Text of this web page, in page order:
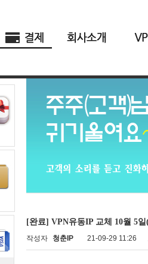
[완료] VPN유동IP 교체 10월 5
작성자 청춘IP 21-09-29 11:26